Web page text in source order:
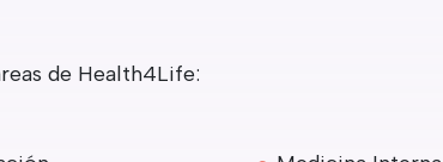
de Health4Life: